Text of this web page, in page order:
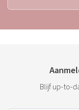
Blijf up-to-